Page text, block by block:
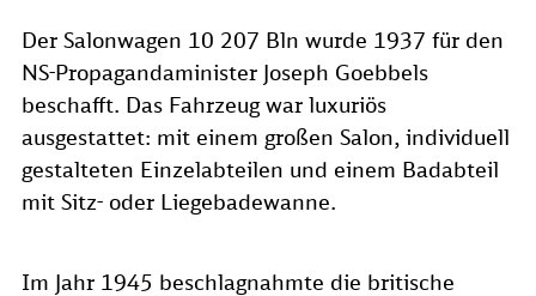
Der Salonwagen 10 207 Bln wurde 1937 für den
NS-Propagandaminister Joseph Goebbels
beschafft. Das Fahrzeug war luxuriös
ausgestattet: mit einem großen Salon, individuell
gestalteten Einzelabteilen und einem Badabteil
mit Sitz- oder Liegebadewanne.
Im Jahr 1945 beschlagnahmte die britische